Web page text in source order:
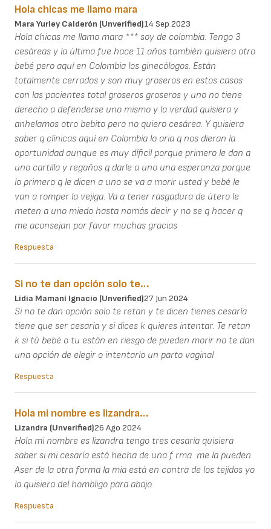
Hola chicas me llamo mara
Mara Yurley Calderón (unverified)14 Sep 2023
Hola chicas me llamo mara *** soy de colombia. Tengo 3
cesáreas y la última fue hace 11 años también quisiera otro
bebé pero aquí en Colombia los ginecólogos. Están
totalmente cerrados y son muy groseros en estos casos
con las pacientes total groseros groseros y uno no tiene
derecho a defenderse uno mismo y la verdad quisiera y
anhelamos otro bebito pero no quiero cesárea. Y quisiera
saber q clínicas aquí en Colombia lo aria q nos dieran la
oportunidad aunque es muy díficil porque primero le dan a
uno cartilla y regaños q darle a uno una esperanza porque
lo primero q le dicen a uno se va a morir usted y bebé le
van a romper la vejiga. Va a tener rasgadura de útero le
meten a uno miedo hasta nomás decir y no se q hacer q
me aconsejan por favor muchas gracias
Respuesta
Si no te dan opción solo te…
Lidia Mamaní Ignacio (unverified)27 Jun 2024
Si no te dan opción solo te retan y te dicen tienes cesaría
tiene que ser cesaría y si dices k quieres intentar. Te retan
k si tú bebé o tu están en riesgo de pueden morir no te dan
una opción de elegir o intentarlo un parto vaginal
Respuesta
Hola mi nombre es lizandra…
Lizandra (unverified)26 Ago 2024
Hola mi nombre es lizandra tengo tres cesaría quisiera
saber si mi cesaría está hecha de una f rma me la pueden
Aser de la otra forma la mía está en contra de los tejidos yo
la quisiera del hombligo para abajo
Respuesta